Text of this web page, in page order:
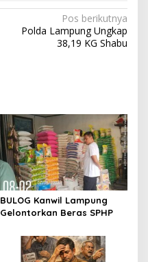
Pos berikutnya
Polda Lampung Ungkap
38,19 KG Shabu
BULOG Kanwil Lampung
Gelontorkan Beras SPHP